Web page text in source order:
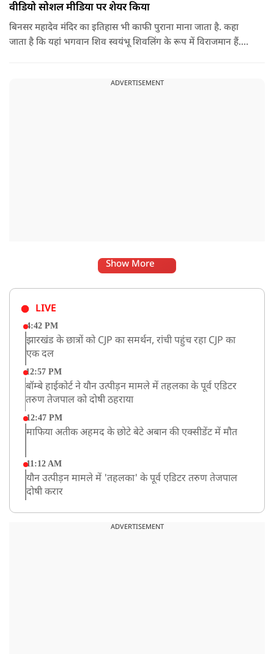
वीडियो सोशल मीडिया पर शेयर किया
बिनसर महादेव मंदिर का इतिहास भी काफी पुराना माना जाता है. कहा
जाता है कि यहां भगवान शिव स्वयंभू शिवलिंग के रूप में विराजमान हैं.
का बुलावा होता है, वही यहां तक पहुंच पाता है.
ADVERTISEMENT
Show More
LIVE
4:42 PM
झारखंड के छात्रों को CJP का समर्थन, रांची पहुंच रहा CJP का
एक दल
12:57 PM
बॉम्बे हाईकोर्ट ने यौन उत्पीड़न मामले में तहलका के पूर्व एडिटर
तरुण तेजपाल को दोषी ठहराया
12:47 PM
माफिया अतीक अहमद के छोटे बेटे अबान की एक्सीडेंट में मौत
11:12 AM
यौन उत्पीड़न मामले में 'तहलका' के पूर्व एडिटर तरुण तेजपाल
दोषी करार
भारी हंगामे के बीच संसद की कार्यवाही दोपहर दो बजे तक के
ADVERTISEMENT